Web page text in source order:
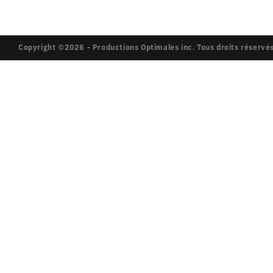
Copyright ©2026 - Productions Optimales inc. Tous droits